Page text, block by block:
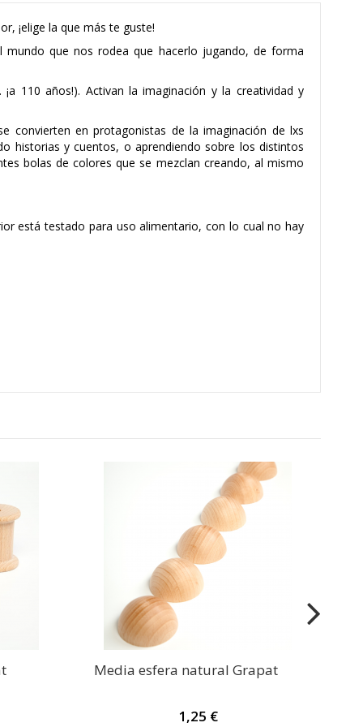
¡elige la que más te guste!
que nos rodea que hacerlo jugando, de forma
110 años!). Activan la imaginación y la creatividad y
convierten en protagonistas de la imaginación de lxs
historias y cuentos, o aprendiendo sobre los distintos
bolas de colores que se mezclan creando, al mismo
está testado para uso alimentario, con lo cual no hay
Media esfera natural Grapat
1,25 €